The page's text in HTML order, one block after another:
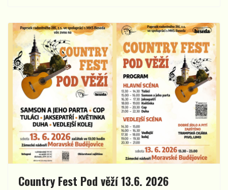
Country Fest Pod věží 13.6. 2026